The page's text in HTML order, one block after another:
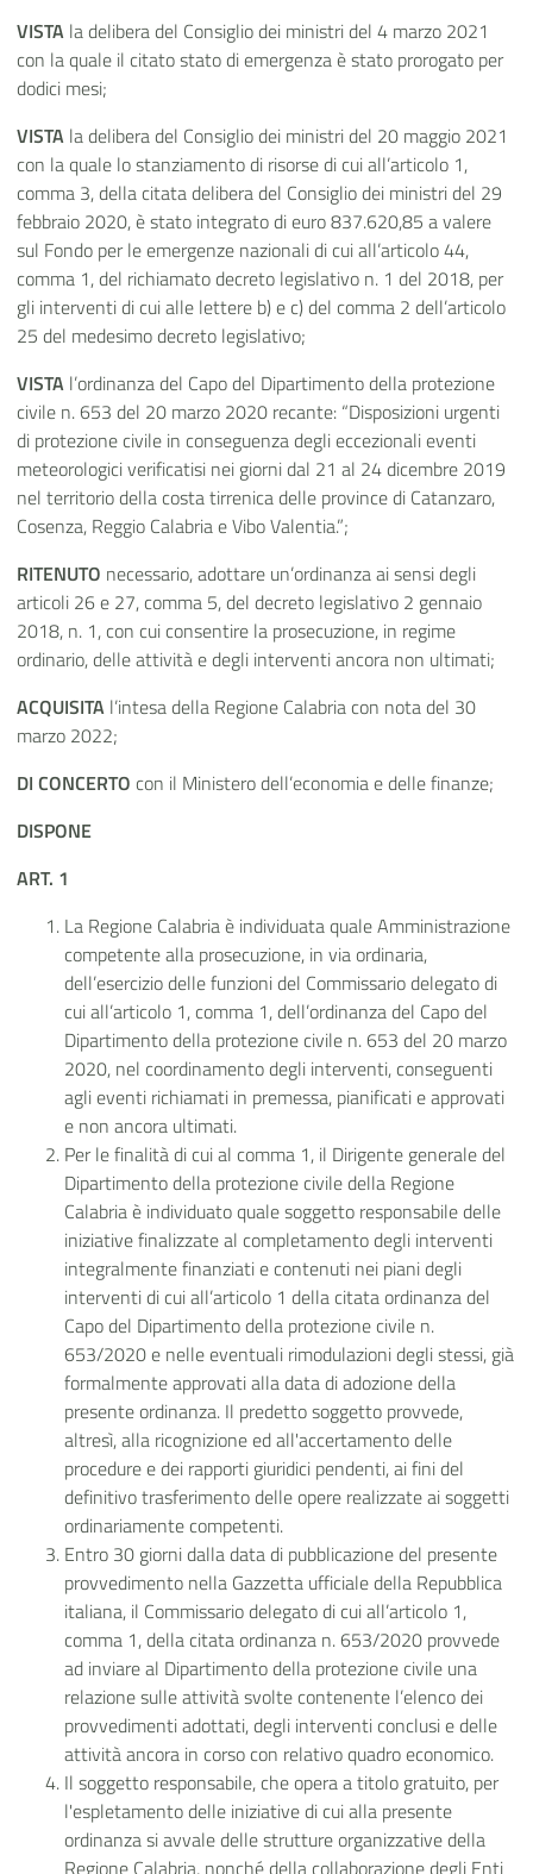
VISTA la delibera del Consiglio dei ministri del 4 marzo 2021
con la quale il citato stato di emergenza è stato prorogato per
dodici mesi;
VISTA la delibera del Consiglio dei ministri del 20 maggio 2021
con la quale lo stanziamento di risorse di cui all’articolo 1,
comma 3, della citata delibera del Consiglio dei ministri del 29
febbraio 2020, è stato integrato di euro 837.620,85 a valere
sul Fondo per le emergenze nazionali di cui all’articolo 44,
comma 1, del richiamato decreto legislativo n. 1 del 2018, per
gli interventi di cui alle lettere b) e c) del comma 2 dell’articolo
25 del medesimo decreto legislativo;
VISTA l’ordinanza del Capo del Dipartimento della protezione
civile n. 653 del 20 marzo 2020 recante: “Disposizioni urgenti
di protezione civile in conseguenza degli eccezionali eventi
meteorologici verificatisi nei giorni dal 21 al 24 dicembre 2019
nel territorio della costa tirrenica delle province di Catanzaro,
Cosenza, Reggio Calabria e Vibo Valentia.”;
RITENUTO necessario, adottare un’ordinanza ai sensi degli
articoli 26 e 27, comma 5, del decreto legislativo 2 gennaio
2018, n. 1, con cui consentire la prosecuzione, in regime
ordinario, delle attività e degli interventi ancora non ultimati;
ACQUISITA l’intesa della Regione Calabria con nota del 30
marzo 2022;
DI CONCERTO con il Ministero dell’economia e delle finanze;
DISPONE
ART. 1
La Regione Calabria è individuata quale Amministrazione
competente alla prosecuzione, in via ordinaria,
dell’esercizio delle funzioni del Commissario delegato di
cui all’articolo 1, comma 1, dell’ordinanza del Capo del
Dipartimento della protezione civile n. 653 del 20 marzo
2020, nel coordinamento degli interventi, conseguenti
agli eventi richiamati in premessa, pianificati e approvati
e non ancora ultimati.
Per le finalità di cui al comma 1, il Dirigente generale del
Dipartimento della protezione civile della Regione
Calabria è individuato quale soggetto responsabile delle
iniziative finalizzate al completamento degli interventi
integralmente finanziati e contenuti nei piani degli
interventi di cui all’articolo 1 della citata ordinanza del
Capo del Dipartimento della protezione civile n.
653/2020 e nelle eventuali rimodulazioni degli stessi, già
formalmente approvati alla data di adozione della
presente ordinanza. Il predetto soggetto provvede,
altresì, alla ricognizione ed all'accertamento delle
procedure e dei rapporti giuridici pendenti, ai fini del
definitivo trasferimento delle opere realizzate ai soggetti
ordinariamente competenti.
Entro 30 giorni dalla data di pubblicazione del presente
provvedimento nella Gazzetta ufficiale della Repubblica
italiana, il Commissario delegato di cui all’articolo 1,
comma 1, della citata ordinanza n. 653/2020 provvede
ad inviare al Dipartimento della protezione civile una
relazione sulle attività svolte contenente l’elenco dei
provvedimenti adottati, degli interventi conclusi e delle
attività ancora in corso con relativo quadro economico.
Il soggetto responsabile, che opera a titolo gratuito, per
l'espletamento delle iniziative di cui alla presente
ordinanza si avvale delle strutture organizzative della
Regione Calabria, nonché della collaborazione degli Enti